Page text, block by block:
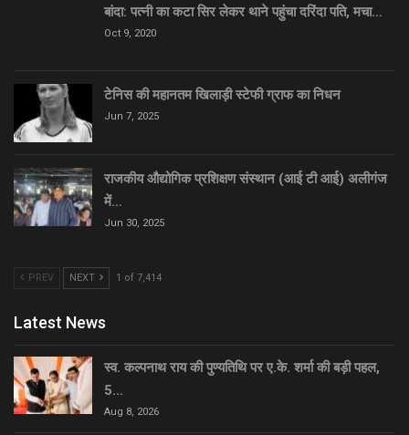
बांदा: पत्नी का कटा सिर लेकर थाने पहुंचा दरिंदा पति, मचा…
Oct 9, 2020
टेनिस की महानतम खिलाड़ी स्टेफी ग्राफ का निधन
Jun 7, 2025
राजकीय औद्योगिक प्रशिक्षण संस्थान (आई टी आई) अलीगंज
में…
Jun 30, 2025
PREV NEXT 1 of 7,414
Latest News
स्व. कल्पनाथ राय की पुण्यतिथि पर ए.के. शर्मा की बड़ी पहल,
5…
Aug 8, 2026